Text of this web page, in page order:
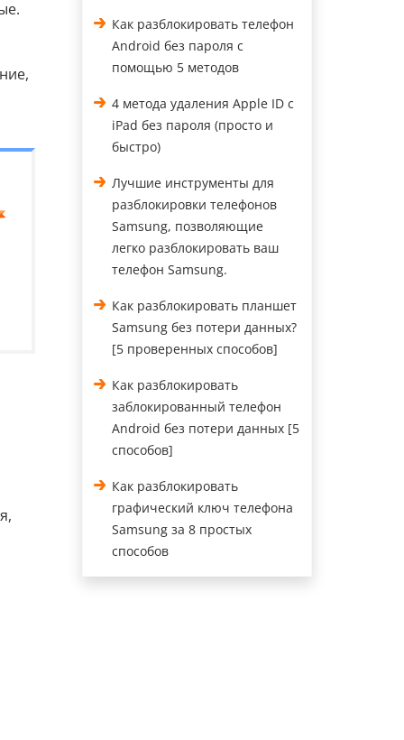
Как разблокировать телефон
Android без пароля с
помощью 5 методов
4 метода удаления Apple ID с
iPad без пароля (просто и
быстро)
Лучшие инструменты для
разблокировки телефонов
Samsung, позволяющие
легко разблокировать ваш
телефон Samsung.
Как разблокировать планшет
Samsung без потери данных?
[5 проверенных способов]
Как разблокировать
заблокированный телефон
Android без потери данных [5
способов]
Как разблокировать
графический ключ телефона
Samsung за 8 простых
способов